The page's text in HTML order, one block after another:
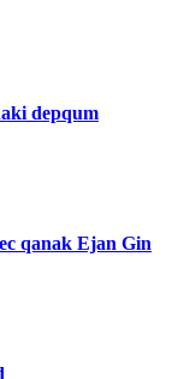
depqum
qanak Ejan Gin